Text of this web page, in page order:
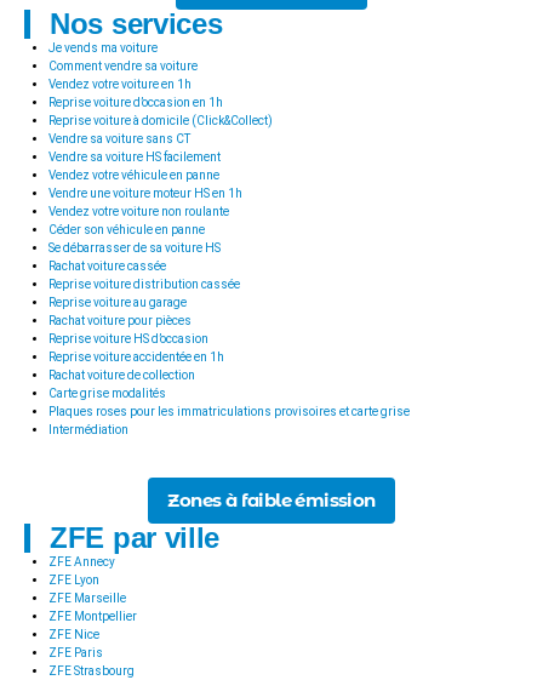
Nos services
Je vends ma voiture
Comment vendre sa voiture
Vendez votre voiture en 1h
Reprise voiture d’occasion en 1h
Reprise voiture à domicile (Click&Collect)
Vendre sa voiture sans CT
Vendre sa voiture HS facilement
Vendez votre véhicule en panne
Vendre une voiture moteur HS en 1h
Vendez votre voiture non roulante
Céder son véhicule en panne
Se débarrasser de sa voiture HS
Rachat voiture cassée
Reprise voiture distribution cassée
Reprise voiture au garage
Rachat voiture pour pièces
Reprise voiture HS d’occasion
Reprise voiture accidentée en 1h
Rachat voiture de collection
Carte grise modalités
Plaques roses pour les immatriculations provisoires et carte grise
Intermédiation
Zones à faible émission
ZFE par ville
ZFE Annecy
ZFE Lyon
ZFE Marseille
ZFE Montpellier
ZFE Nice
ZFE Paris
ZFE Strasbourg